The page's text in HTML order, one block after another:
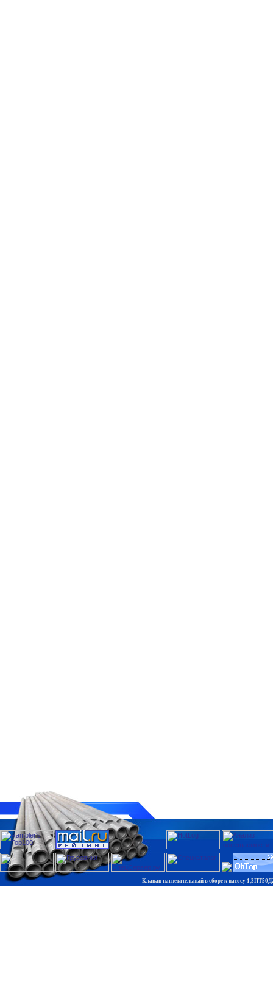
Клапан нагнетательный в сборе к насосу